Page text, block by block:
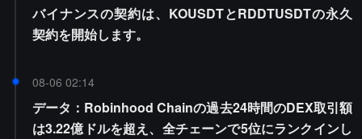
バイナンスの契約は、KOUSDTとRDDTUSDTの永久
契約を開始します。
08-06 02:14
データ：Robinhood Chainの過去24時間のDEX取引額
は3.22億ドルを超え、全チェーンで5位にランクインし